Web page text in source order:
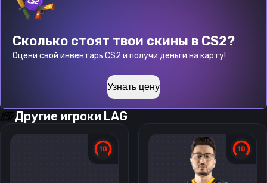
Сколько стоят твои скины в CS2?
Оцени свой инвентарь CS2 и получи деньги на карту!
Узнать цену
Другие игроки LAG